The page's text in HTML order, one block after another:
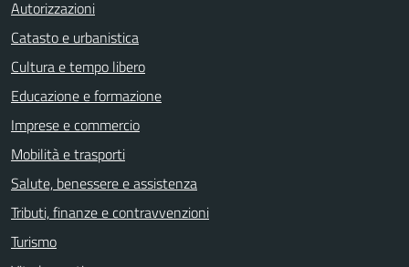
Autorizzazioni
Catasto e urbanistica
Cultura e tempo libero
Educazione e formazione
Imprese e commercio
Mobilità e trasporti
Salute, benessere e assistenza
Tributi, finanze e contravvenzioni
Turismo